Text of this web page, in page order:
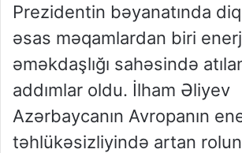
Prezidentin bəyanatında
əsas məqamlardan biri
əməkdaşlığı sahəsində
addımlar oldu. İlham Əliyev
Azərbaycanın Avropanın
təhlükəsizliyində artan